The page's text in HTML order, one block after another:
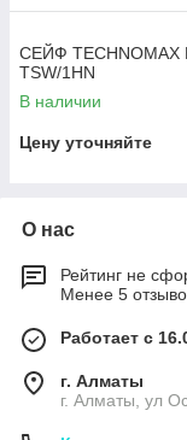
СЕЙФ TECHNOMAX
TSW/1HN
В наличии
Цену уточняйте
О нас
Рейтинг не
Менее 5
Работает с
г. Алматы
г. Алматы, ул